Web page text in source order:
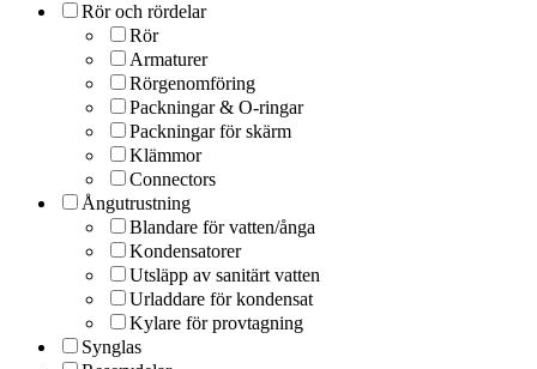
Rör och rördelar
Rör
Armaturer
Rörgenomföring
Packningar & O-ringar
Packningar för skärm
Klämmor
Connectors
Ångutrustning
Blandare för vatten/ånga
Kondensatorer
Utsläpp av sanitärt vatten
Urladdare för kondensat
Kylare för provtagning
Synglas